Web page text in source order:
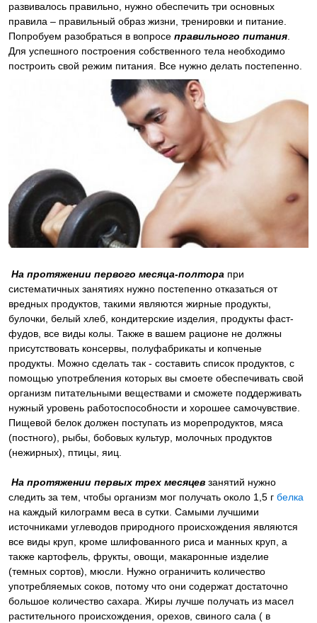
развивалось правильно, нужно обеспечить три основных
правила – правильный образ жизни, тренировки и питание.
Попробуем разобраться в вопросе правильного питания
Для успешного построения собственного тела необходимо
построить свой режим питания. Все нужно делать постепенно.
На протяжении первого месяца-полтора при
систематичных занятиях нужно постепенно отказаться от
вредных продуктов, такими являются жирные продукты,
булочки, белый хлеб, кондитерские изделия, продукты фаст-
фудов, все виды колы. Также в вашем рационе не должны
присутствовать консервы, полуфабрикаты и копченые
продукты. Можно сделать так - составить список продуктов, с
помощью употребления которых вы смоете обеспечивать свой
организм питательными веществами и сможете поддерживать
нужный уровень работоспособности и хорошее самочувствие.
Пищевой белок должен поступать из морепродуктов, мяса
(постного), рыбы, бобовых культур, молочных продуктов
(нежирных), птицы, яиц.
На протяжении первых трех месяцев занятий нужно
следить за тем, чтобы организм мог получать около 1,5 г белка
на каждый килограмм веса в сутки. Самыми лучшими
источниками углеводов природного происхождения являются
все виды круп, кроме шлифованного риса и манных круп, а
также картофель, фрукты, овощи, макаронные изделие
(темных сортов), мюсли. Нужно ограничить количество
употребляемых соков, потому что они содержат достаточно
большое количество сахара. Жиры лучше получать из масел
растительного происхождения, орехов, свиного сала ( в